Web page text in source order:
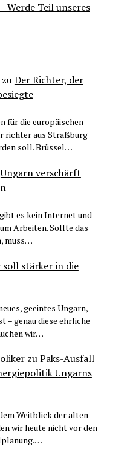
Werde Teil unseres
zuDer Richter, der
für die europäischen
richter aus Straßburg
soll. Brüssel…
Ungarn verschärft
es kein Internet und
Arbeiten. Sollte das
muss…
stärker in die
geeintes Ungarn,
– genau diese ehrliche
wir…
zuPaks-Ausfall
Ungarns
Weitblick der alten
wir heute nicht vor den